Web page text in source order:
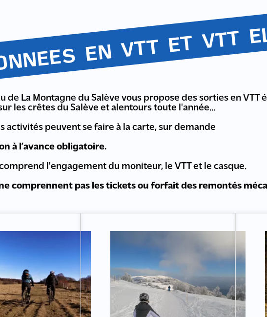
EN VTT ET VTT
de La Montagne du Salève vous propose des sorties en VTT
les crêtes du Salève et alentours toute l'année...
activités peuvent se faire à la carte, sur demande
à l’avance obligatoire.
l'engagement du moniteur, le VTT et le casque.
comprennent pas les tickets ou forfait des remontés